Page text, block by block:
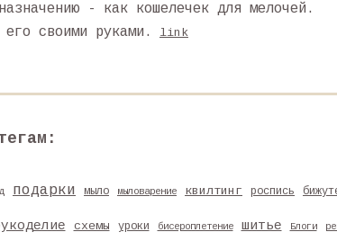
- как кошелечек для мелочей.
своими руками.
link
подарки мыло мыловарение квилтинг роспись
схемы уроки бисероплетение шитье Блоги